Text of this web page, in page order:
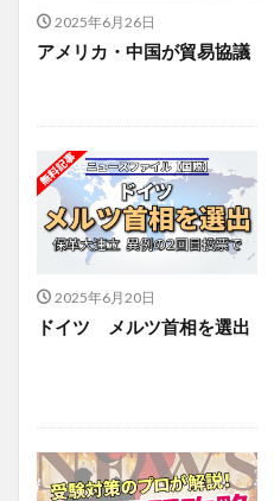
2025年6月26日
アメリカ・中国が貿易協議
2025年6月20日
ドイツ メルツ首相を選出